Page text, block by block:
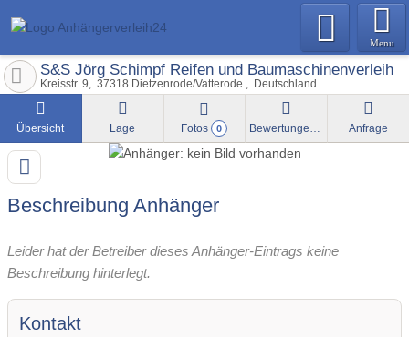
Menu
S&S Jörg Schimpf Reifen und Baumaschinenverleih
Kreisstr. 9 37318 Dietzenrode/Vatterode Deutschland
Übersicht Lage Fotos 0 Bewertungen Anfrage
Beschreibung Anhänger
Leider hat der Betreiber dieses Anhänger-Eintrags keine
Beschreibung hinterlegt.
Kontakt